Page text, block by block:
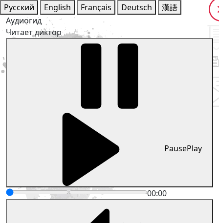
Русский
English Français Deutsch
漢語
Аудиогид
Читает диктор
PausePlay
00:00